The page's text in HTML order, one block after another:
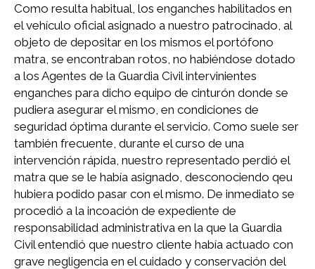
Como resulta habitual, los enganches habilitados en
el vehículo oficial asignado a nuestro patrocinado, al
objeto de depositar en los mismos el portófono
matra, se encontraban rotos, no habiéndose dotado
a los Agentes de la Guardia Civil intervinientes
enganches para dicho equipo de cinturón donde se
pudiera asegurar el mismo, en condiciones de
seguridad óptima durante el servicio. Como suele ser
también frecuente, durante el curso de una
intervención rápida, nuestro representado perdió el
matra que se le había asignado, desconociendo qeu
hubiera podido pasar con el mismo. De inmediato se
procedió a la incoación de expediente de
responsabilidad administrativa en la que la Guardia
Civil entendió que nuestro cliente había actuado con
grave negligencia en el cuidado y conservación del